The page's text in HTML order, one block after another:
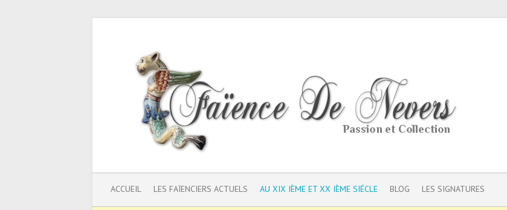
ACCUEIL LES FAÏENCIERS ACTUELS AU XIX IÈME ET XX IÈME SIÉCLE BLOG LES SIGNATURES